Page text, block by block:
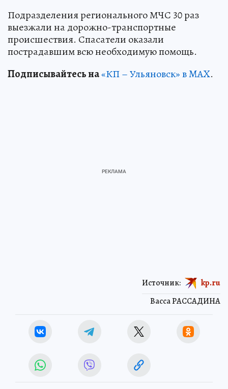
Подразделения регионального МЧС 30 раз
выезжали на дорожно-транспортные
происшествия. Спасатели оказали
пострадавшим всю необходимую помощь.
Подписывайтесь на«КП – Ульяновск» в MAX.
Васса РАССАДИНА
Источник: kp.ru